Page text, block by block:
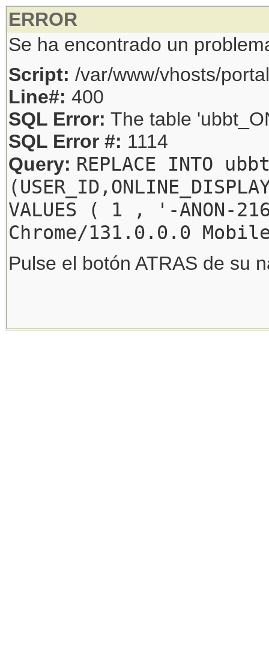
ERROR
Se ha encontrado un
Script: /var/www/vhosts/
Line#: 400
SQL Error: The table
SQL Error #: 1114
Query: REPLACE INTO
VALUES ( 1 , '-
Chrome/131.0.0.0
Pulse el botón ATRAS de su